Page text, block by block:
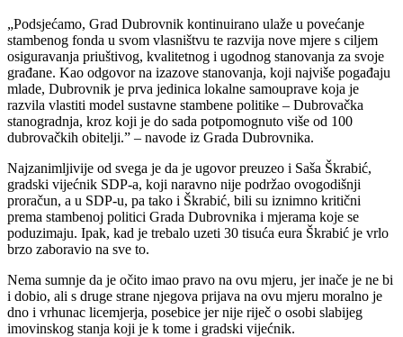
„Podsjećamo, Grad Dubrovnik kontinuirano ulaže u povećanje
stambenog fonda u svom vlasništvu te razvija nove mjere s ciljem
osiguravanja priuštivog, kvalitetnog i ugodnog stanovanja za svoje
građane. Kao odgovor na izazove stanovanja, koji najviše pogađaju
mlade, Dubrovnik je prva jedinica lokalne samouprave koja je
razvila vlastiti model sustavne stambene politike – Dubrovačka
stanogradnja, kroz koji je do sada potpomognuto više od 100
dubrovačkih obitelji.” – navode iz Grada Dubrovnika.
Najzanimljivije od svega je da je ugovor preuzeo i Saša Škrabić,
gradski vijećnik SDP-a, koji naravno nije podržao ovogodišnji
proračun, a u SDP-u, pa tako i Škrabić, bili su iznimno kritični
prema stambenoj politici Grada Dubrovnika i mjerama koje se
poduzimaju. Ipak, kad je trebalo uzeti 30 tisuća eura Škrabić je vrlo
brzo zaboravio na sve to.
Nema sumnje da je očito imao pravo na ovu mjeru, jer inače je ne bi
i dobio, ali s druge strane njegova prijava na ovu mjeru moralno je
dno i vrhunac licemjerja, posebice jer nije riječ o osobi slabijeg
imovinskog stanja koji je k tome i gradski vijećnik.